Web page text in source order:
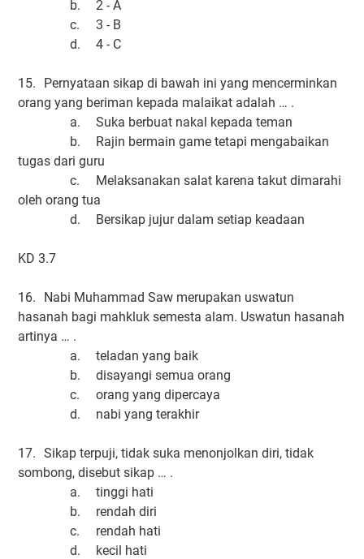
b.
2 - A
c.
3 - B
d.
4 - C
15.
Pernyataan sikap di bawah ini yang mencerminkan
orang yang beriman kepada malaikat adalah … .
a.
Suka berbuat nakal kepada teman
b.
Rajin bermain game tetapi mengabaikan
tugas dari guru
c.
Melaksanakan salat karena takut dimarahi
oleh orang tua
d.
Bersikap jujur dalam setiap keadaan
KD 3.7
16.
Nabi Muhammad Saw merupakan uswatun
hasanah bagi mahkluk semesta alam. Uswatun hasanah
artinya … .
a.
teladan yang baik
b.
disayangi semua orang
c.
orang yang dipercaya
d.
nabi yang terakhir
17. Sikap terpuji, tidak suka menonjolkan diri, tidak
sombong, disebut sikap … .
a.
tinggi hati
b.
rendah diri
c.
rendah hati
d.
kecil hati